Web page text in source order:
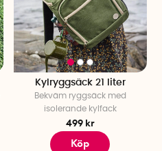
Kylryggsäck 21 liter
Bekväm ryggsäck med
isolerande kylfack
499 kr
Köp